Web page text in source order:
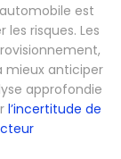
est
risques. Les
mieux anticiper
approfondie
l’incertitude de